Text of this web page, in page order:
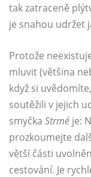
tak zatraceně
je snahou udržet
Protože
mluvit (většina
když si
soutěžili v jejich
smyčka Strmé je:
prozkoumejte
větší části
cestování. Je